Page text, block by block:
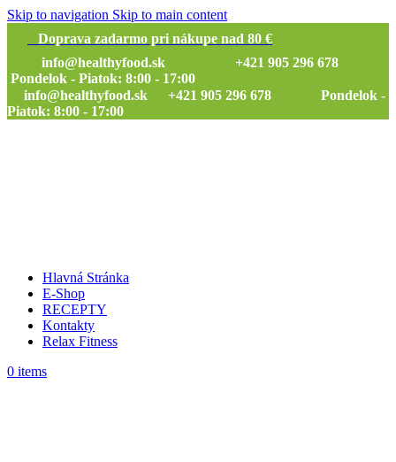
Skip to navigation Skip to main content
Doprava zadarmo pri nákupe nad 80 €
info@healthyfood.sk
+421 905 296 678
Pondelok - Piatok: 8:00 - 17:00
info@healthyfood.sk
+421 905 296 678 Pondelok -
Piatok: 8:00 - 17:00
Hlavná Stránka
E-Shop
RECEPTY
Kontakty
Relax Fitness
0 items